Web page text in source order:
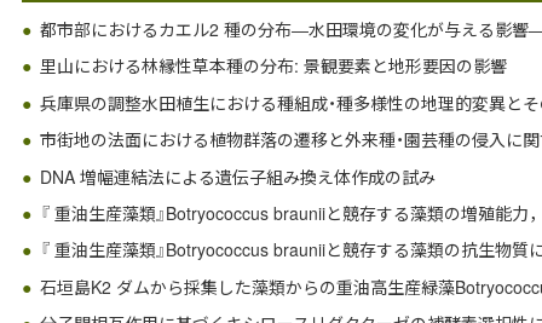
都市部におけるカエル2 種の分布―水田環境の変化が与える影響
里山における林縁性草本種の分布: 景観要素と地形要因の影響
兵庫県の調整水田植生における種組成・種多様性の地理的変異と
市街地の法面における植物群落の遷移と外来種・園芸種の侵入に
DNA 増幅連結法による遺伝子組み換え体作成の試み
『 重油生産藻類』Botryococcus brauniiと競存する藻類の増殖能力
『 重油生産藻類』Botryococcus brauniiと競存する藻類の抗生物質
石垣島K2 ダムから採集した藻類からの重油高生産緑藻